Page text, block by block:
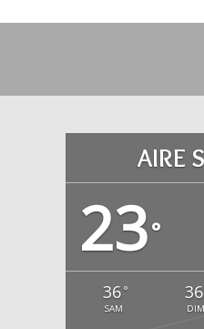
AIRE
23°
36 °
SAM
36
DIM